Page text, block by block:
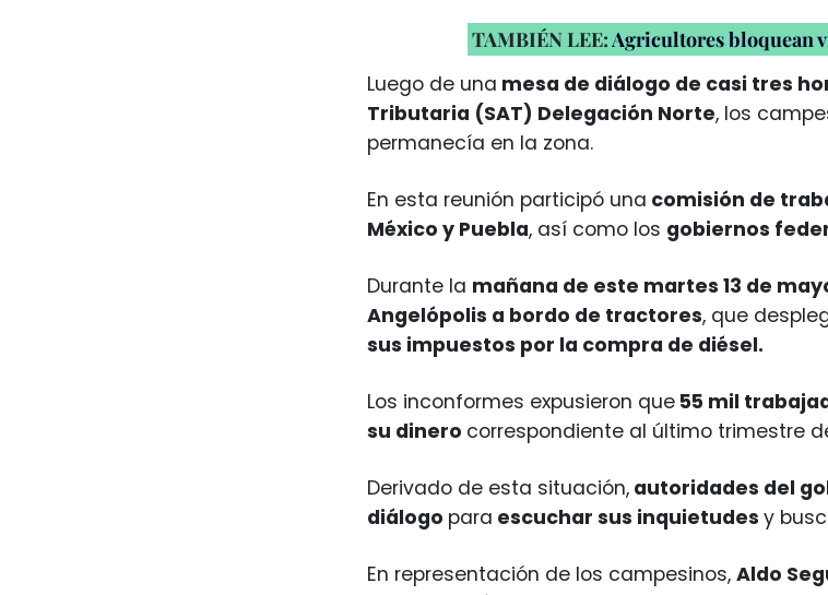
TAMBIÉN LEE:Agricultores bloquean
Luego de una mesa de diálogo de casi tres
Tributaria (SAT) Delegación Norte, los
permanecía en la zona.
En esta reunión participó una comisión de
México y Puebla, así como los gobiernos
Durante la mañana de este martes 13 de
Angelópolis a bordo de tractores, que
sus impuestos por la compra de diésel.
Los inconformes expusieron que 55 mil
su dinero correspondiente al último trimestre
Derivado de esta situación, autoridades del
diálogo para escuchar sus inquietudes y
En representación de los campesinos, Aldo